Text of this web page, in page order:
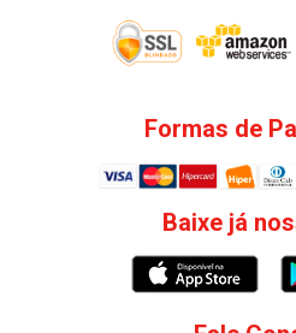
Formas de
Baixe já